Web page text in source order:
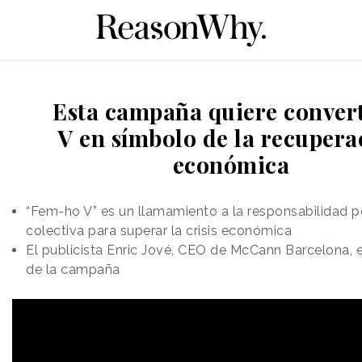
Esta campaña quiere
V en símbolo de la
económica
“Fem-ho V” es un llamamiento a la responsabilidad
colectiva para superar la crisis económica
El publicista Enric Jové, CEO de McCann Barcelona,
de la campaña